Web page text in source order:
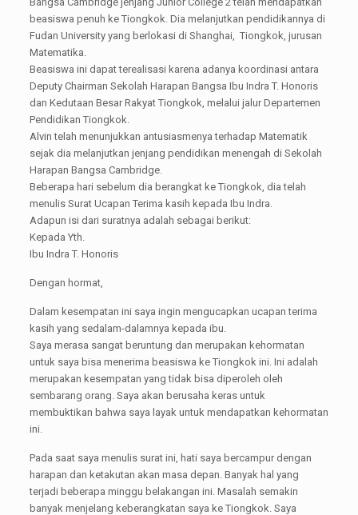
beasiswa penuh ke Tiongkok. Dia melanjutkan pendidikannya di
Fudan University yang berlokasi di Shanghai, Tiongkok, jurusan
Matematika.
Beasiswa ini dapat terealisasi karena adanya koordinasi antara
Deputy Chairman Sekolah Harapan Bangsa Ibu Indra T. Honoris
dan Kedutaan Besar Rakyat Tiongkok, melalui jalur Departemen
Pendidikan Tiongkok.
Alvin telah menunjukkan antusiasmenya terhadap Matematik
sejak dia melanjutkan jenjang pendidikan menengah di Sekolah
Harapan Bangsa Cambridge.
Beberapa hari sebelum dia berangkat ke Tiongkok, dia telah
menulis Surat Ucapan Terima kasih kepada Ibu Indra.
Adapun isi dari suratnya adalah sebagai berikut:
Kepada Yth.
Ibu Indra T. Honoris
Dengan hormat,
Dalam kesempatan ini saya ingin mengucapkan ucapan terima
kasih yang sedalam-dalamnya kepada ibu.
Saya merasa sangat beruntung dan merupakan kehormatan
untuk saya bisa menerima beasiswa ke Tiongkok ini. Ini adalah
merupakan kesempatan yang tidak bisa diperoleh oleh
sembarang orang. Saya akan berusaha keras untuk
membuktikan bahwa saya layak untuk mendapatkan kehormatan
ini.
Pada saat saya menulis surat ini, hati saya bercampur dengan
harapan dan ketakutan akan masa depan. Banyak hal yang
terjadi beberapa minggu belakangan ini. Masalah semakin
banyak menjelang keberangkatan saya ke Tiongkok. Saya